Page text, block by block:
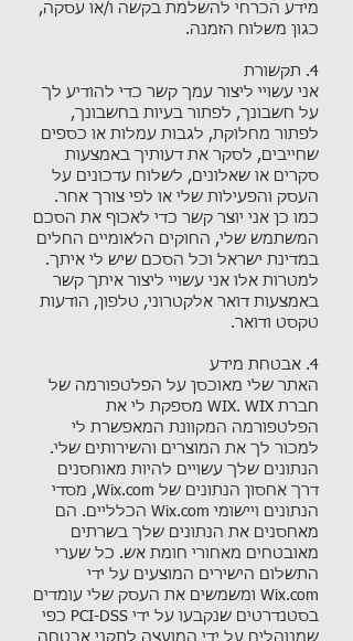
מידע הכרחי להשלמת בקשה ו/או עסקה,
כגון משלוח הזמנה.​
4. תקשורת
אני עשויי ליצור עמך קשר כדי להודיע ​​לך
על חשבונך, לפתור בעיות בחשבונך,
לפתור מחלוקת, לגבות עמלות או כספים
שחייבים, לסקר את דעותיך באמצעות
סקרים או שאלונים, לשלוח עדכונים על
העסק והפעילות שלי או לפי צורך אחר.
כמו כן אני יוצר קשר כדי לאכוף את הסכם
המשתמש שלי, החוקים הלאומיים החלים
במדינת ישראל וכל הסכם שיש לי איתך.
למטרות אלו אני עשויי ליצור איתך קשר
באמצעות דואר אלקטרוני, טלפון, הודעות
טקסט ודואר.
4. אבטחת מידע​
האתר שלי מאוכסן על הפלטפורמה של
חברת WIX. WIX מספקת לי את
הפלטפורמה המקוונת המאפשרת לי
למכור לך את המוצרים והשירותים שלי.
הנתונים שלך עשויים להיות מאוחסנים
דרך אחסון הנתונים של Wix.com, מסדי
הנתונים ויישומי Wix.com הכלליים. הם
מאחסנים את הנתונים שלך בשרתים
מאובטחים מאחורי חומת אש. כל שערי
התשלום הישירים המוצעים על ידי
Wix.com ומשמשים את העסק שלי עומדים
בסטנדרטים שנקבעו על ידי PCI-DSS כפי
שמנוהלים על ידי המועצה לתקני אבטחה